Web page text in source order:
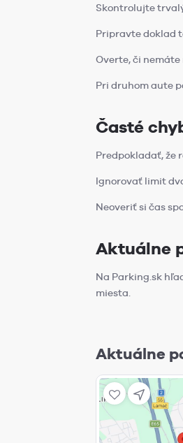
Skontrolujte
Pripravte doklad
Overte, či
Pri druhom aute
Časté
Predpokladať, že
Ignorovať limit
Neoveriť si čas
Aktuálne
Na Parking.sk
miesta.
Aktuálne